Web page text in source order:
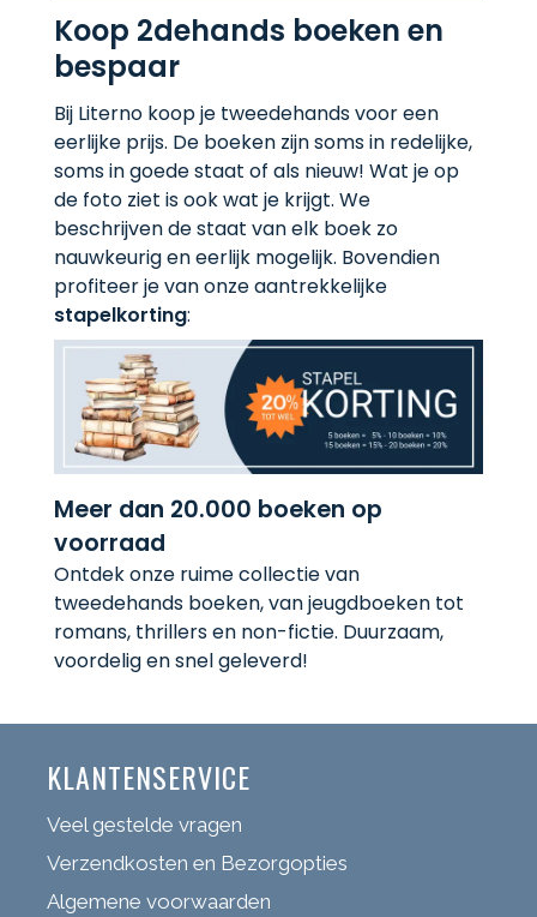
Koop 2dehands boeken en
bespaar
Bij Literno koop je tweedehands voor een
eerlijke prijs. De boeken zijn soms in redelijke,
soms in goede staat of als nieuw! Wat je op
de foto ziet is ook wat je krijgt. We
beschrijven de staat van elk boek zo
nauwkeurig en eerlijk mogelijk. Bovendien
profiteer je van onze aantrekkelijke
stapelkorting:
Meer dan 20.000 boeken op
voorraad
Ontdek onze ruime collectie van
tweedehands boeken, van jeugdboeken tot
romans, thrillers en non-fictie. Duurzaam,
voordelig en snel geleverd!
KLANTENSERVICE
Veel gestelde vragen
Verzendkosten en Bezorgopties
Algemene voorwaarden